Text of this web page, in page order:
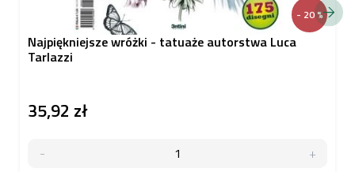
- 20 %
Najpiękniejsze wróżki - tatuaże autorstwa Luca
Tarlazzi
35,92 zł